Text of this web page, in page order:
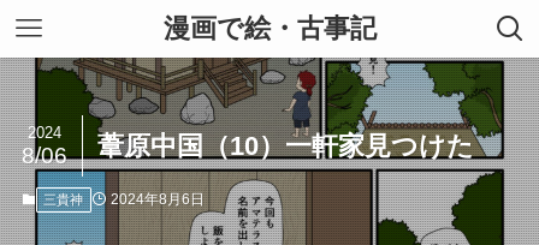
漫画で絵・古事記
葦原中国（10）一軒家見つけた
2024
8/06
三貴神 2024年8月6日